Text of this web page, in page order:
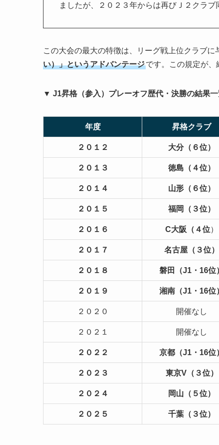
ましたが、２０２３年からは再びＪ２クラ
この大会の最大の特徴は、リーグ戦上位クラブに
い）」というアドバンテージです。この規定が
▼ J1昇格（参入）プレーオフ歴代・決勝の結果
年度 昇格クラブ
２０１２ 大分（６位）
２０１３ 徳島（４位）
２０１４ 山形（６位）
２０１５ 福岡（３位）
２０１６ C大阪（４位）
２０１７ 名古屋（３位）
２０１８ 磐田（J1・16位
２０１９ 湘南（J1・16位
２０２０ 開催なし
２０２１ 開催なし
２０２２ 京都（J1・16位
２０２３ 東京V（３位）
２０２４ 岡山（５位）
２０２５ 千葉（３位）